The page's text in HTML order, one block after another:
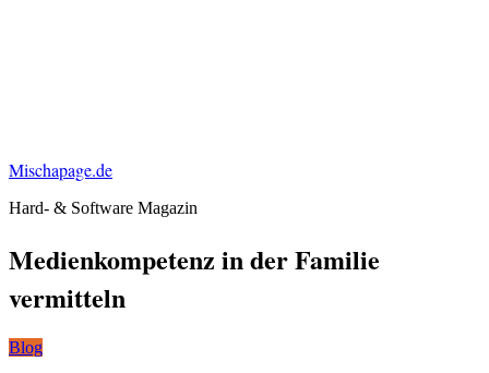
Mischapage.de
Hard- & Software Magazin
Medienkompetenz in der Familie
vermitteln
Blog